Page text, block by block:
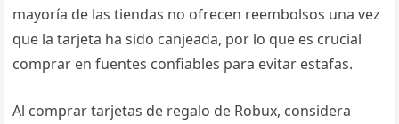
mayoría de las tiendas no ofrecen reembolsos una vez
que la tarjeta ha sido canjeada, por lo que es crucial
comprar en fuentes confiables para evitar estafas.
Al comprar tarjetas de regalo de Robux, considera